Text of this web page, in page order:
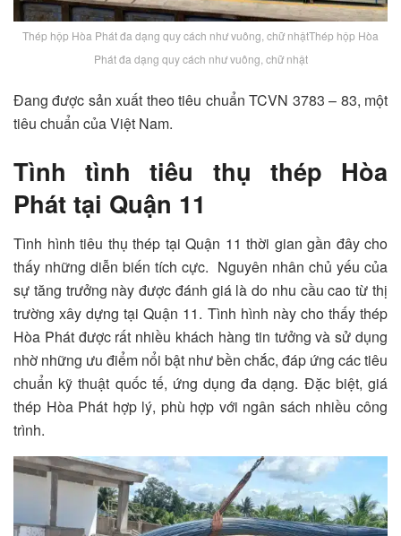
Thép hộp Hòa Phát đa dạng quy cách như vuông, chữ nhậtThép hộp Hòa
Phát đa dạng quy cách như vuông, chữ nhật
Đang được sản xuất theo tiêu chuẩn TCVN 3783 – 83, một
tiêu chuẩn của Việt Nam.
Tình tình tiêu thụ thép Hòa
Phát tại Quận 11
Tình hình tiêu thụ thép tại Quận 11 thời gian gần đây cho
thấy những diễn biến tích cực. Nguyên nhân chủ yếu của
sự tăng trưởng này được đánh giá là do nhu cầu cao từ thị
trường xây dựng tại Quận 11. Tình hình này cho thấy thép
Hòa Phát được rất nhiều khách hàng tin tưởng và sử dụng
nhờ những ưu điểm nổi bật như bền chắc, đáp ứng các tiêu
chuẩn kỹ thuật quốc tế, ứng dụng đa dạng. Đặc biệt, giá
thép Hòa Phát hợp lý, phù hợp với ngân sách nhiều công
trình.